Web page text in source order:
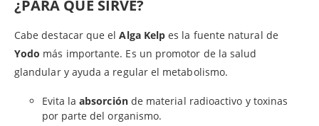
¿PARA QUÉ SIRVE?
Cabe destacar que elAlga Kelp es la fuente natural de
Yodo más importante. Es un promotor de la salud
glandular y ayuda a regular el metabolismo.
Evita laabsorciónde material radioactivo y toxinas
por parte del organismo.